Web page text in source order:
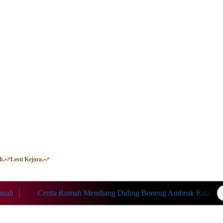
Lesti Kejora
Cerita Rumah Mendiang Diding Boneng Ambruk Rata